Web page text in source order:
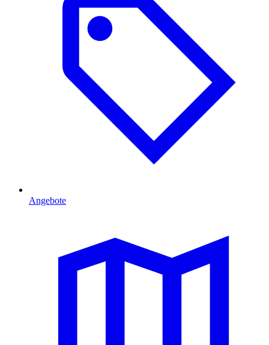
Angebote